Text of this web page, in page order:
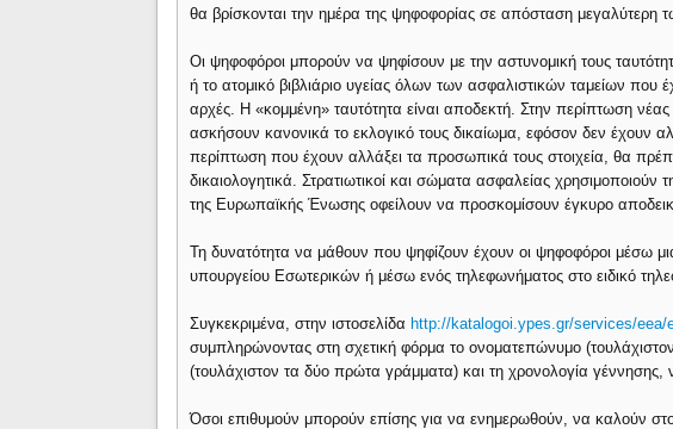
θα βρίσκονται την ημέρα της ψηφοφορίας σε απόσταση μεγαλύτερη
Οι ψηφοφόροι μπορούν να ψηφίσουν με την αστυνομική τους
ή το ατομικό βιβλιάριο υγείας όλων των ασφαλιστικών ταμείων που
αρχές. Η «κομμένη» ταυτότητα είναι αποδεκτή. Στην περίπτωση
ασκήσουν κανονικά το εκλογικό τους δικαίωμα, εφόσον δεν έχουν
περίπτωση που έχουν αλλάξει τα προσωπικά τους στοιχεία, θα
δικαιολογητικά. Στρατιωτικοί και σώματα ασφαλείας χρησιμοποιούν
της Ευρωπαϊκής Ένωσης οφείλουν να προσκομίσουν έγκυρο
Τη δυνατότητα να μάθουν που ψηφίζουν έχουν οι ψηφοφόροι μέσω
υπουργείου Εσωτερικών ή μέσω ενός τηλεφωνήματος στο ειδικό
Συγκεκριμένα, στην ιστοσελίδα http://katalogoi.ypes.gr/services/eea/
συμπληρώνοντας στη σχετική φόρμα το ονοματεπώνυμο
(τουλάχιστον τα δύο πρώτα γράμματα) και τη χρονολογία γέννησης,
Όσοι επιθυμούν μπορούν επίσης για να ενημερωθούν, να καλούν